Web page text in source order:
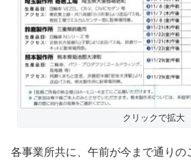
クリックで拡大
各事業所共に、午前が今まで通りの